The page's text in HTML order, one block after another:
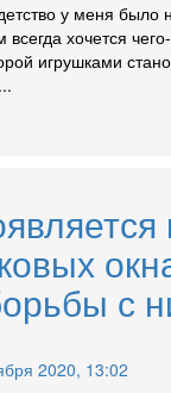
у меня было
хочется
игрушками
с
2020, 13:02